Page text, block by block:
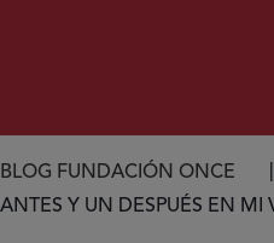
Ruta de
BLOG FUNDACIÓN ONCE
ANTES Y UN DESPUÉS EN MI